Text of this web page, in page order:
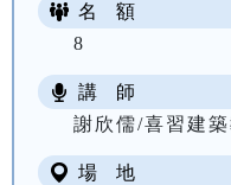
名 額
8
講 師
謝欣儒/喜習建
場 地